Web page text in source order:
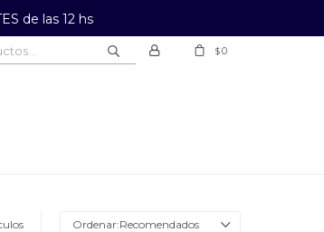
de las 12 hs
$0
Recomendados